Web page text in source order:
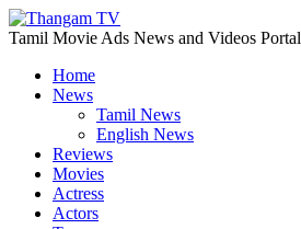
Tamil Movie Ads News and Videos Portal
Home
News
Tamil News
English News
Reviews
Movies
Actress
Actors